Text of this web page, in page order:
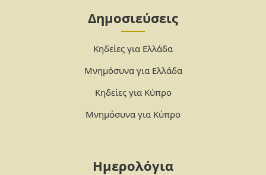
Δημοσιεύσεις
Κηδείες για Ελλάδα
Μνημόσυνα για Ελλάδα
Κηδείες για Κύπρο
Μνημόσυνα για Κύπρο
Ημερολόγια